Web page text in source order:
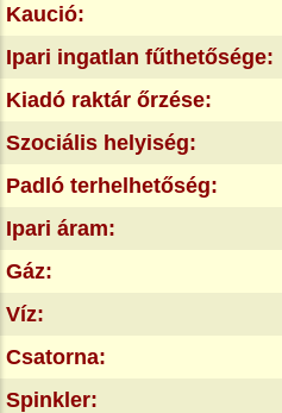
Kaució:
Ipari ingatlan fűthetősége:
Kiadó raktár őrzése:
Szociális helyiség:
Padló terhelhetőség:
Ipari áram:
Gáz:
Víz:
Csatorna:
Spinkler: